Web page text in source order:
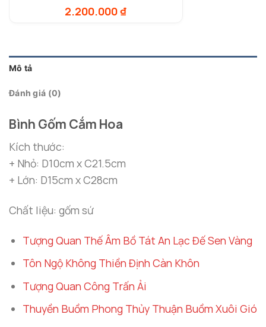
2.200.000₫
Mô tả
Đánh giá (0)
Bình Gốm Cắm Hoa
Kích thước:
+ Nhỏ: D10cm x C21.5cm
+ Lớn: D15cm x C28cm
Chất liệu: gốm sứ
Tượng Quan Thế Âm Bồ Tát An Lạc Đế Sen Vàng
Tôn Ngộ Không Thiền Định Càn Khôn
Tượng Quan Công Trấn Ải
Thuyền Buồm Phong Thủy Thuận Buồm Xuôi Gió